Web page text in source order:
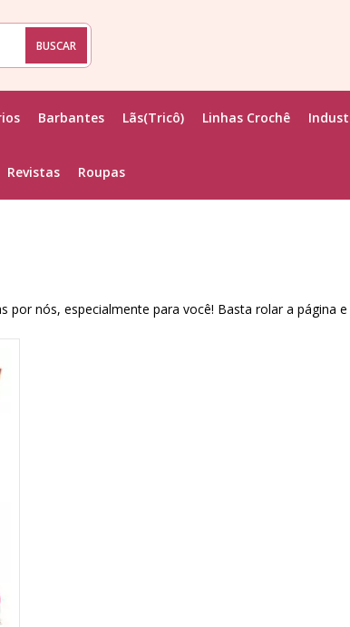
Barbantes Lãs(Tricô) Linhas Crochê
Revistas Roupas
por nós, especialmente para você! Basta rolar a página